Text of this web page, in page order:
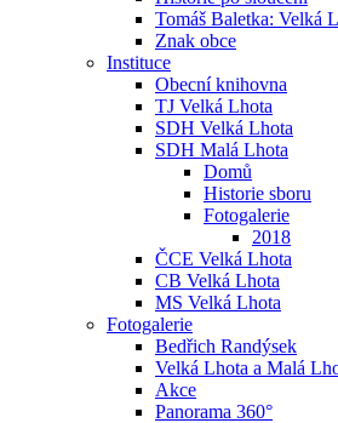
Tomáš Baletka: Velká
Znak obce
Instituce
Obecní knihovna
TJ Velká Lhota
SDH Velká Lhota
SDH Malá Lhota
Domů
Historie sboru
Fotogalerie
2018
ČCE Velká Lhota
CB Velká Lhota
MS Velká Lhota
Fotogalerie
Bedřich Randýsek
Velká Lhota a Malá
Akce
Panorama 360°